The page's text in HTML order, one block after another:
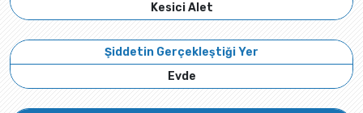
Kesici Alet
Şiddetin Gerçekleştiği Yer
Evde